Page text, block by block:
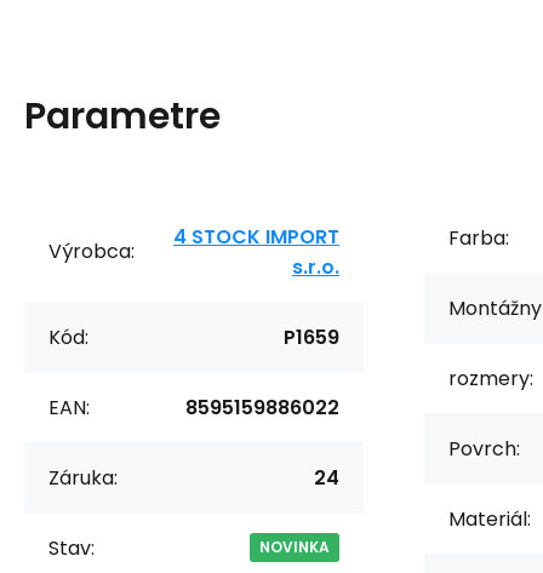
Parametre
Výrobca:
4 STOCK IMPORT
s.r.o.
Kód: P1659
EAN: 8595159886022
Záruka: 24
Stav: NOVINKA
Farba:
rozmery:
Povrch:
Materiál: